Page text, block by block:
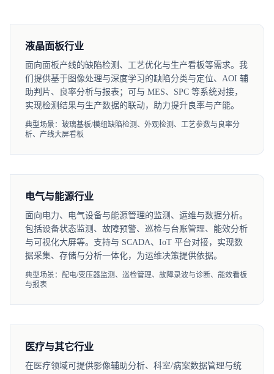
液晶面板行业
面向面板产线的缺陷检测、工艺优化与生产看板等需求。我
们提供基于图像处理与深度学习的缺陷分类与定位、AOI 辅
助判片、良率分析与报表；可与 MES、SPC 等系统对接，
实现检测结果与生产数据的联动，助力提升良率与产能。
典型场景：玻璃基板/模组缺陷检测、外观检测、工艺参数与良率分
析、产线大屏看板
电气与能源行业
面向电力、电气设备与能源管理的监测、运维与数据分析。
包括设备状态监测、故障预警、巡检与台账管理、能效分析
与可视化大屏等。支持与 SCADA、IoT 平台对接，实现数
据采集、存储与分析一体化，为运维决策提供依据。
典型场景：配电/变压器监测、巡检管理、故障录波与诊断、能效看板
与报表
医疗与其它行业
在医疗领域可提供影像辅助分析、科室/病案数据管理与统